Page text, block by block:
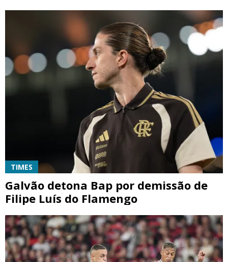
TIMES
Galvão detona Bap por demissão de
Filipe Luís do Flamengo